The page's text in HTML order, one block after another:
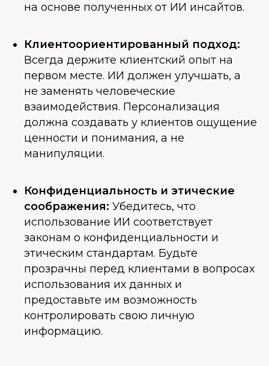
на основе полученных от ИИ инсайтов.
Клиентоориентированный подход:
Всегда держите клиентский опыт на
первом месте. ИИ должен улучшать, а
не заменять человеческие
взаимодействия. Персонализация
должна создавать у клиентов ощущение
ценности и понимания, а не
манипуляции.
Конфиденциальность и этические
соображения: Убедитесь, что
использование ИИ соответствует
законам о конфиденциальности и
этическим стандартам. Будьте
прозрачны перед клиентами в вопросах
использования их данных и
предоставьте им возможность
контролировать свою личную
информацию.